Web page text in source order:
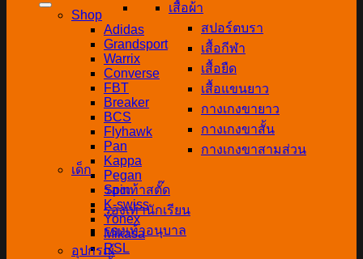
Shop
Adidas
Grandsport
Warrix
Converse
FBT
Breaker
BCS
Flyhawk
Pan
Kappa
Pegan
Spin
K-swiss
Yonex
Mikasa
RSL
เสื้อผ้า
สปอร์ตบรา
เสื้อกีฬา
เสื้อยืด
เสื้อแขนยาว
กางเกงขายาว
กางเกงขาสั้น
กางเกงขาสามส่วน
เด็ก
รองเท้าสตั๊ด
รองเท้านักเรียน
รองเท้าอนุบาล
อุปกรณ์